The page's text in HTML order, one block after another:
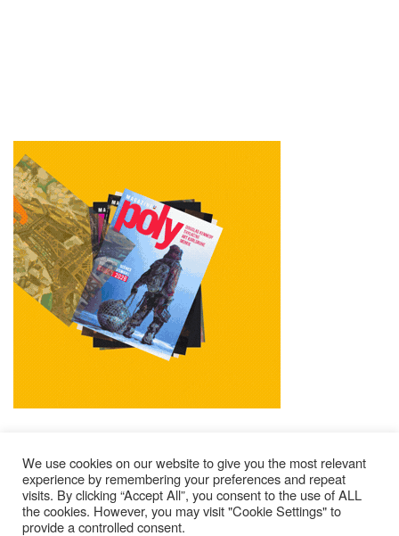
Mentions Légales Contacts
Où Trouver Poly ?
Lire Les Anciens N°
S’abonner À Poly
We use cookies on our website to give you the most relevant
experience by remembering your preferences and repeat
visits. By clicking “Accept All”, you consent to the use of ALL
the cookies. However, you may visit "Cookie Settings" to
provide a controlled consent.